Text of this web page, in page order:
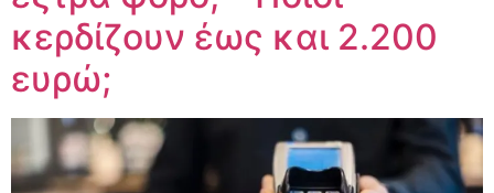
κερδίζουν έως και 2.200
ευρώ;